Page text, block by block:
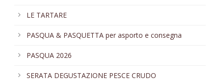
LE TARTARE
PASQUA & PASQUETTA per asporto e consegna
PASQUA 2026
SERATA DEGUSTAZIONE PESCE CRUDO